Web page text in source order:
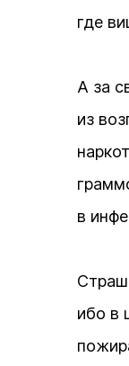
где
А за
из
в
ибо в